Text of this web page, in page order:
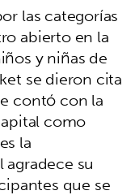
las categorías
abierto en la
y niñas de
se dieron cita
contó con la
como
la
su
que se